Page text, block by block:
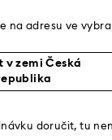
na adresu ve
v zemi Česká
doručit, tu